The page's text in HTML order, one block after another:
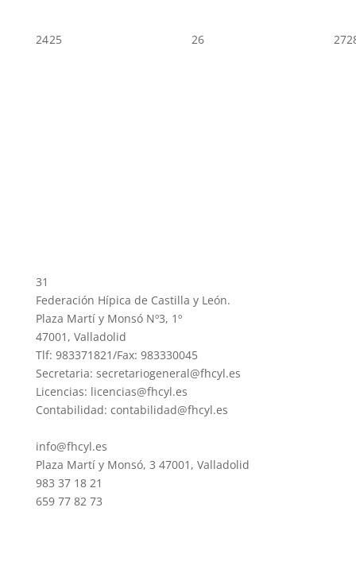
2425 26 27
31
Federación Hípica de Castilla y León.
Plaza Martí y Monsó Nº3, 1º
47001, Valladolid
Tlf: 983371821/Fax: 983330045
Secretaria: secretariogeneral@fhcyl.es
Licencias: licencias@fhcyl.es
Contabilidad: contabilidad@fhcyl.es
info@fhcyl.es
Plaza Martí y Monsó, 3 47001, Valladolid
983 37 18 21
659 77 82 73